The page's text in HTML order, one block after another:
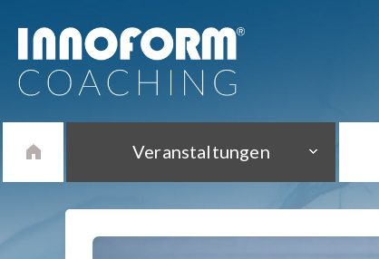
Veranstaltungen